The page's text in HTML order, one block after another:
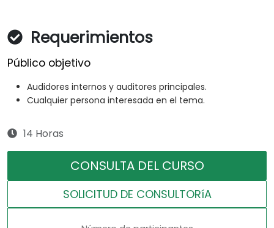
Requerimientos
Público objetivo
Audidores internos y auditores principales.
Cualquier persona interesada en el tema.
14 Horas
CONSULTA DEL CURSO
SOLICITUD DE CONSULTORíA